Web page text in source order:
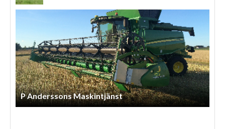
Arnessons Entreprenad